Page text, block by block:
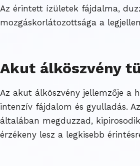
Az érintett ízületek fájdalma,
mozgáskorlátozottsága a
Akut álköszvény
Az akut álköszvény jellemzője a
intenzív fájdalom és gyulladás.
általában megduzzad,
érzékeny lesz a legkisebb